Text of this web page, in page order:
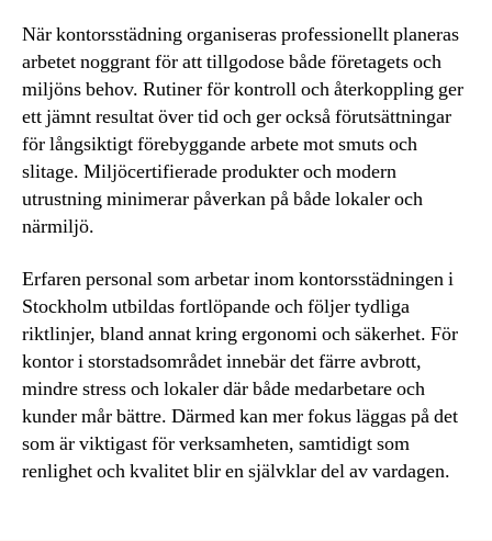
När kontorsstädning organiseras professionellt planeras
arbetet noggrant för att tillgodose både företagets och
miljöns behov. Rutiner för kontroll och återkoppling ger
ett jämnt resultat över tid och ger också förutsättningar
för långsiktigt förebyggande arbete mot smuts och
slitage. Miljöcertifierade produkter och modern
utrustning minimerar påverkan på både lokaler och
närmiljö.
Erfaren personal som arbetar inom kontorsstädningen i
Stockholm utbildas fortlöpande och följer tydliga
riktlinjer, bland annat kring ergonomi och säkerhet. För
kontor i storstadsområdet innebär det färre avbrott,
mindre stress och lokaler där både medarbetare och
kunder mår bättre. Därmed kan mer fokus läggas på det
som är viktigast för verksamheten, samtidigt som
renlighet och kvalitet blir en självklar del av vardagen.